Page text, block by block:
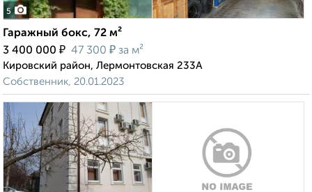
5
Гаражный бокс, 72 м²
3 400 000 ₽ 47 300 ₽ за м²
Кировский район, Лермонтовская 233А
Собственник, 20.01.2023